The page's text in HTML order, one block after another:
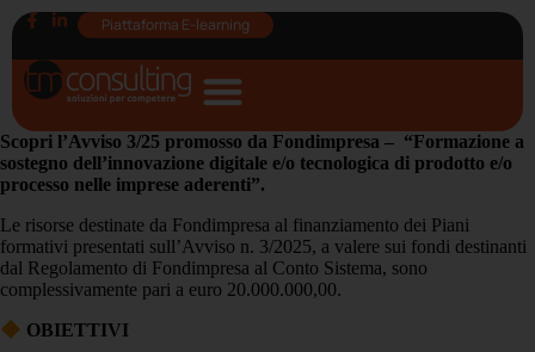
Piattaforma E-learning
Scopri l’Avviso 3/25 promosso da Fondimpresa – “Formazione a
sostegno dell’innovazione digitale e/o tecnologica di prodotto e/o
processo nelle imprese aderenti”.
Le risorse destinate da Fondimpresa al finanziamento dei Piani
formativi presentati sull’Avviso n. 3/2025, a valere sui fondi destinanti
dal Regolamento di Fondimpresa al Conto Sistema, sono
complessivamente pari a euro 20.000.000,00.
OBIETTIVI